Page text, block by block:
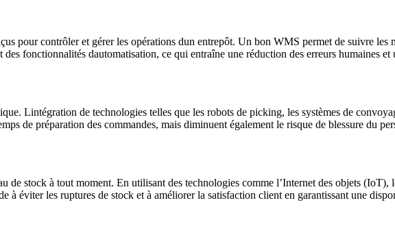
pour contrôler et gérer les opérations dun entrepôt. Un bon WMS permet de suivre les
fonctionnalités dautomatisation, ce qui entraîne une réduction des erreurs humaines
Lintégration de technologies telles que les robots de picking, les systèmes de
de préparation des commandes, mais diminuent également le risque de blessure du
de stock à tout moment. En utilisant des technologies comme l’Internet des objets
à éviter les ruptures de stock et à améliorer la satisfaction client en garantissant une